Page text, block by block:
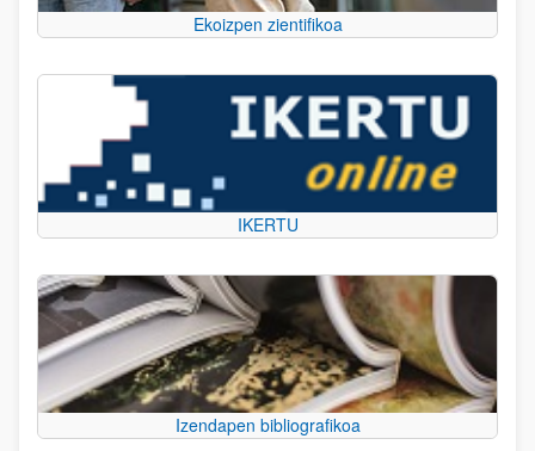
Ekoizpen zientifikoa
IKERTU
Izendapen bibliografikoa